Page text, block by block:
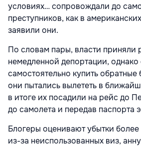
условиях… сопровождали до
преступников, как в
заявили они.
По словам пары, власти приняли
немедленной депортации, однако
самостоятельно купить обратные
они пытались вылететь в
в итоге их посадили на рейс до
до самолета и передав паспорта
Блогеры оценивают убытки
из-за неиспользованных виз,